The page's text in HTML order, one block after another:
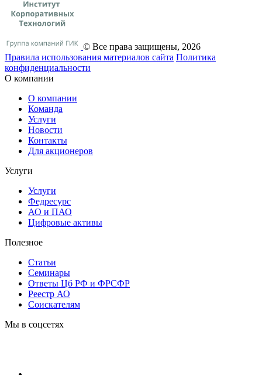
© Все права защищены, 2026
Правила использования материалов сайта Политика
конфиденциальности
О компании
О компании
Команда
Услуги
Новости
Контакты
Для акционеров
Услуги
Услуги
Федресурс
АО и ПАО
Цифровые активы
Полезное
Статьи
Cеминары
Ответы Цб РФ и ФРСФР
Реестр АО
Соискателям
Мы в соцсетях